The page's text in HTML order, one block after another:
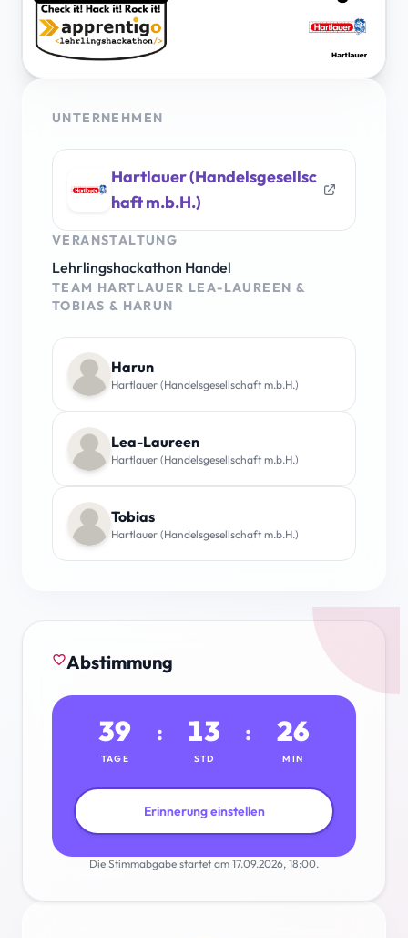
UNTERNEHMEN
Hartlauer (Handelsgesellsc
haft m.b.H.)
VERANSTALTUNG
Lehrlingshackathon Handel
TEAM HARTLAUER LEA-LAUREEN &
TOBIAS & HARUN
Harun
Hartlauer (Handelsgesellschaft m.b.H.)
Lea-Laureen
Hartlauer (Handelsgesellschaft m.b.H.)
Tobias
Hartlauer (Handelsgesellschaft m.b.H.)
favorite_borderAbstimmung
39
TAGE
: 13
STD
: 26
MIN
Erinnerung einstellen
Die Stimmabgabe startet am 17.09.2026, 18:00.